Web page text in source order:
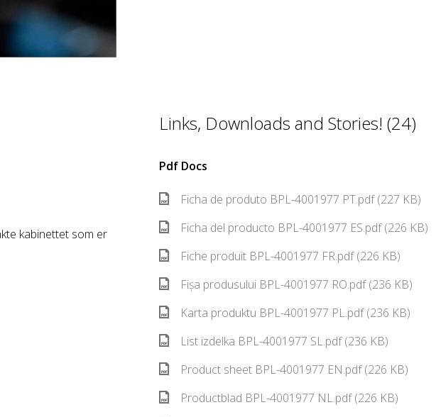
kabinettet som er
Links, Downloads and Stories! (24)
Pdf Docs
Ficha de produto BPL-4001977 PT.pdf (227 KB)
Ficha del producto BPL-4001977 ES.pdf (226 KB)
Fiche produit BPL-4001977 FR.pdf (226 KB)
Fișa produsului BPL-4001977 RO.pdf (236 KB)
Karta produktu BPL-4001977 PL.pdf (236 KB)
List izdelka BPL-4001977 SL.pdf (236 KB)
Product sheet BPL-4001977 EN.pdf (226 KB)
Productblad BPL-4001977 NL.pdf (226 KB)